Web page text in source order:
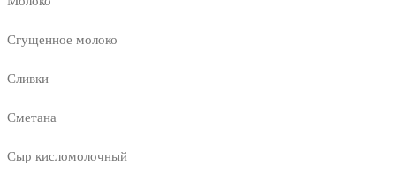
Сгущенное молоко
Сливки
Сметана
Сыр кисломолочный